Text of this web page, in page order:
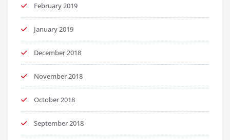
February 2019
January 2019
December 2018
November 2018
October 2018
September 2018